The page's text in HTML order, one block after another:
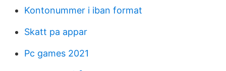
Kontonummer i iban format
Skatt pa appar
Pc games 2021